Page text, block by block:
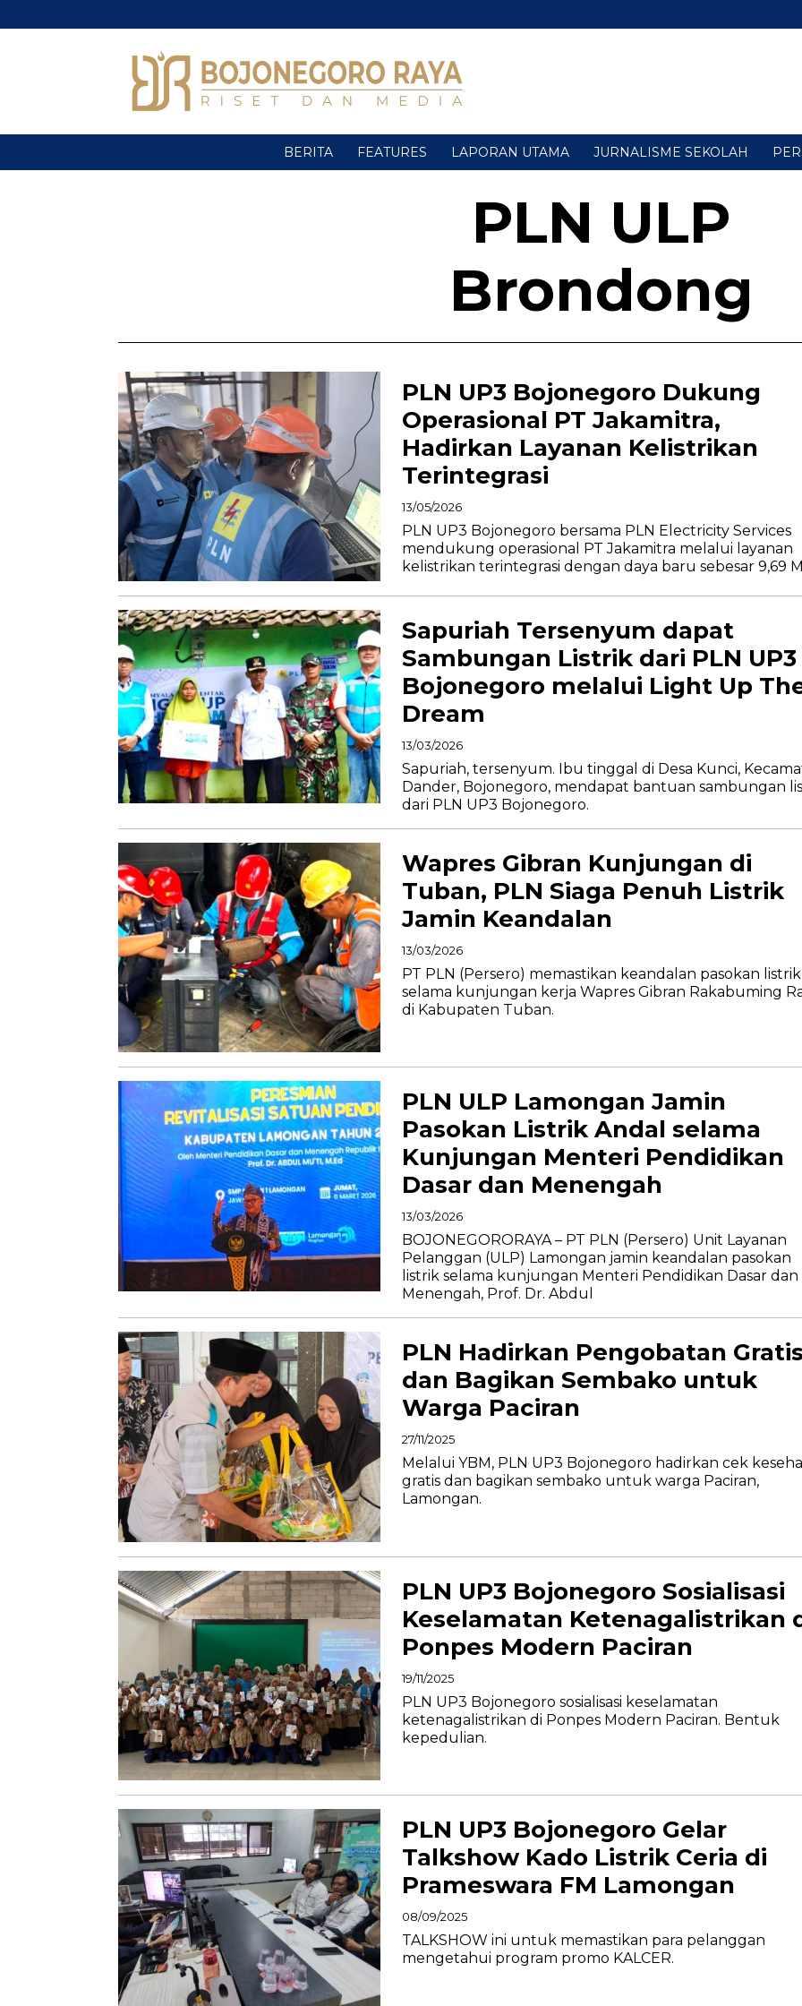
BERITA FEATURES LAPORAN UTAMA JURNALISME SEKOLAH
PLN ULP
Brondong
PLN UP3 Bojonegoro Dukung
Operasional PT Jakamitra,
Hadirkan Layanan Kelistrikan
Terintegrasi
13/05/2026
PLN UP3 Bojonegoro bersama PLN Electricity Services
mendukung operasional PT Jakamitra melalui layanan
kelistrikan terintegrasi dengan daya baru sebesar 9,69
Sapuriah Tersenyum dapat
Sambungan Listrik dari PLN UP3
Bojonegoro melalui Light Up
Dream
13/03/2026
Sapuriah, tersenyum. Ibu tinggal di Desa Kunci,
Dander, Bojonegoro, mendapat bantuan sambungan
dari PLN UP3 Bojonegoro.
Wapres Gibran Kunjungan di
Tuban, PLN Siaga Penuh Listrik
Jamin Keandalan
13/03/2026
PT PLN (Persero) memastikan keandalan pasokan listrik
selama kunjungan kerja Wapres Gibran Rakabuming
di Kabupaten Tuban.
PLN ULP Lamongan Jamin
Pasokan Listrik Andal selama
Kunjungan Menteri Pendidikan
Dasar dan Menengah
13/03/2026
BOJONEGORORAYA – PT PLN (Persero) Unit Layanan
Pelanggan (ULP) Lamongan jamin keandalan pasokan
listrik selama kunjungan Menteri Pendidikan Dasar dan
Menengah, Prof. Dr. Abdul
PLN Hadirkan Pengobatan
dan Bagikan Sembako untuk
Warga Paciran
27/11/2025
Melalui YBM, PLN UP3 Bojonegoro hadirkan cek
gratis dan bagikan sembako untuk warga Paciran,
Lamongan.
PLN UP3 Bojonegoro Sosialisasi
Keselamatan Ketenagalistrikan
Ponpes Modern Paciran
19/11/2025
PLN UP3 Bojonegoro sosialisasi keselamatan
ketenagalistrikan di Ponpes Modern Paciran. Bentuk
kepedulian.
PLN UP3 Bojonegoro Gelar
Talkshow Kado Listrik Ceria di
Prameswara FM Lamongan
08/09/2025
TALKSHOW ini untuk memastikan para pelanggan
mengetahui program promo KALCER.